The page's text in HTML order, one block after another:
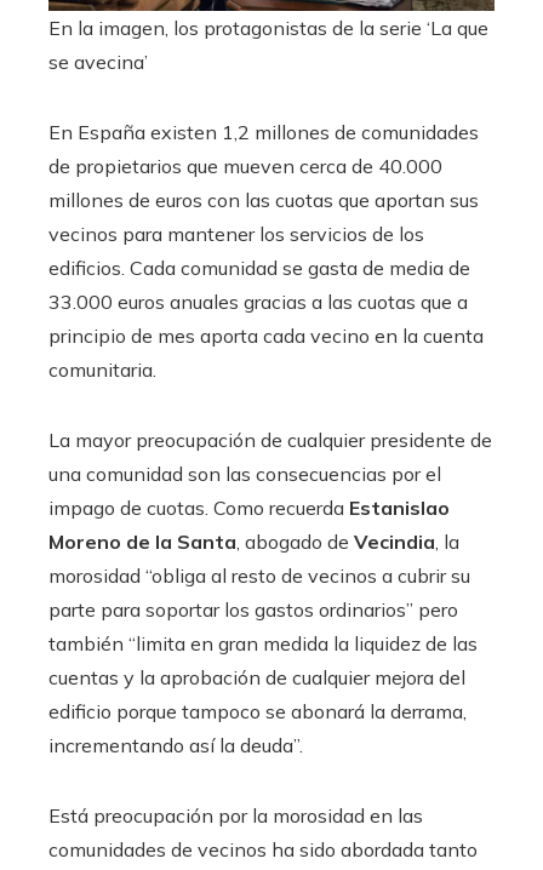
En la imagen, los protagonistas de la serie ‘La que
se avecina’
En España existen 1,2 millones de comunidades
de propietarios que mueven cerca de 40.000
millones de euros con las cuotas que aportan sus
vecinos para mantener los servicios de los
edificios. Cada comunidad se gasta de media de
33.000 euros anuales gracias a las cuotas que a
principio de mes aporta cada vecino en la cuenta
comunitaria.
La mayor preocupación de cualquier presidente de
una comunidad son las consecuencias por el
impago de cuotas. Como recuerda Estanislao
Moreno de la Santa, abogado de Vecindia, la
morosidad “obliga al resto de vecinos a cubrir su
parte para soportar los gastos ordinarios” pero
también “limita en gran medida la liquidez de las
cuentas y la aprobación de cualquier mejora del
edificio porque tampoco se abonará la derrama,
incrementando así la deuda”.
Está preocupación por la morosidad en las
comunidades de vecinos ha sido abordada tanto